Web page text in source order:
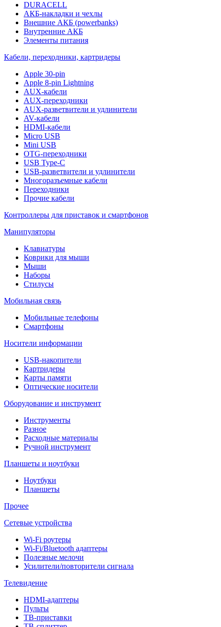
DURACELL
АКБ-накладки и чехлы
Внешние АКБ (powerbanks)
Внутренние АКБ
Элементы питания
Кабели, переходники, картридеры
Apple 30-pin
Apple 8-pin Lightning
AUX-кабели
AUX-переходники
AUX-разветвители и удлинители
AV-кабели
HDMI-кабели
Micro USB
Mini USB
OTG-переходники
USB Type-C
USB-разветвители и удлинители
Многоразъемные кабели
Переходники
Прочие кабели
Контроллеры для приставок и смартфонов
Манипуляторы
Клавиатуры
Коврики для мыши
Мыши
Наборы
Стилусы
Мобильная связь
Мобильные телефоны
Смартфоны
Носители информации
USB-накопители
Картридеры
Карты памяти
Оптические носители
Оборудование и инструмент
Инструменты
Разное
Расходные материалы
Ручной инструмент
Планшеты и ноутбуки
Ноутбуки
Планшеты
Прочее
Сетевые устройства
Wi-Fi роутеры
Wi-Fi/Bluetooth адаптеры
Полезные мелочи
Усилители/повторители сигнала
Телевидение
HDMI-адаптеры
Пульты
ТВ-приставки